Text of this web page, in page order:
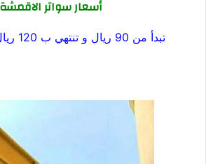
أسعار سواتر
تبدأ من 90 ريال و تنتهي ب 120 ريال للمتر المربع.